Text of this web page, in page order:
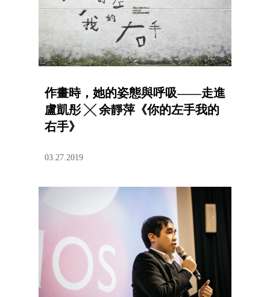
作畫時，她的姿態與呼吸——走進
盧凱彤 ╳ 余靜萍《你的左手我的
右手》
03.27.2019